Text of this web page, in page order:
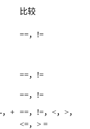
比较
==，!=
==，!=
==，!=
，+ ==，!=，<，>，
<=，> =